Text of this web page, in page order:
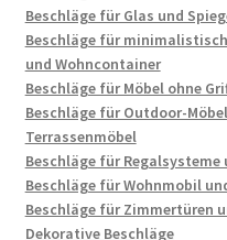
Beschläge für Glas und
Beschläge für
und Wohncontainer
Beschläge für Möbel ohne
Beschläge für Outdoor-
Terrassenmöbel
Beschläge für Regalsysteme
Beschläge für Wohnmobil
Beschläge für Zimmertüren
Dekorative Beschläge